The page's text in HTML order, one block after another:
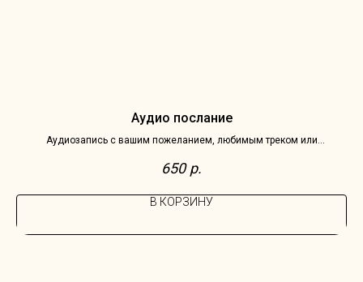
Аудио послание
Аудиозапись с вашим пожеланием, любимым треком или
650 р.
В КОРЗИНУ